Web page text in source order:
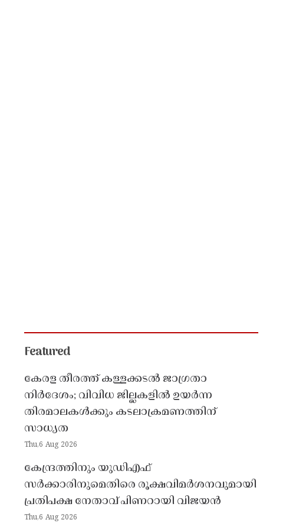
Featured
കേരള തീരത്ത് കള്ളക്കടൽ ജാഗ്രതാ
നിർദേശം; വിവിധ ജില്ലകളിൽ ഉയർന്ന
തിരമാലകൾക്കും കടലാക്രമണത്തിന്
സാധ്യത
Thu,6 Aug 2026
കേന്ദ്രത്തിനും യുഡിഎഫ്
സർക്കാരിനുമെതിരെ രൂക്ഷവിമർശനവുമായി
പ്രതിപക്ഷ നേതാവ് പിണറായി വിജയൻ
Thu,6 Aug 2026